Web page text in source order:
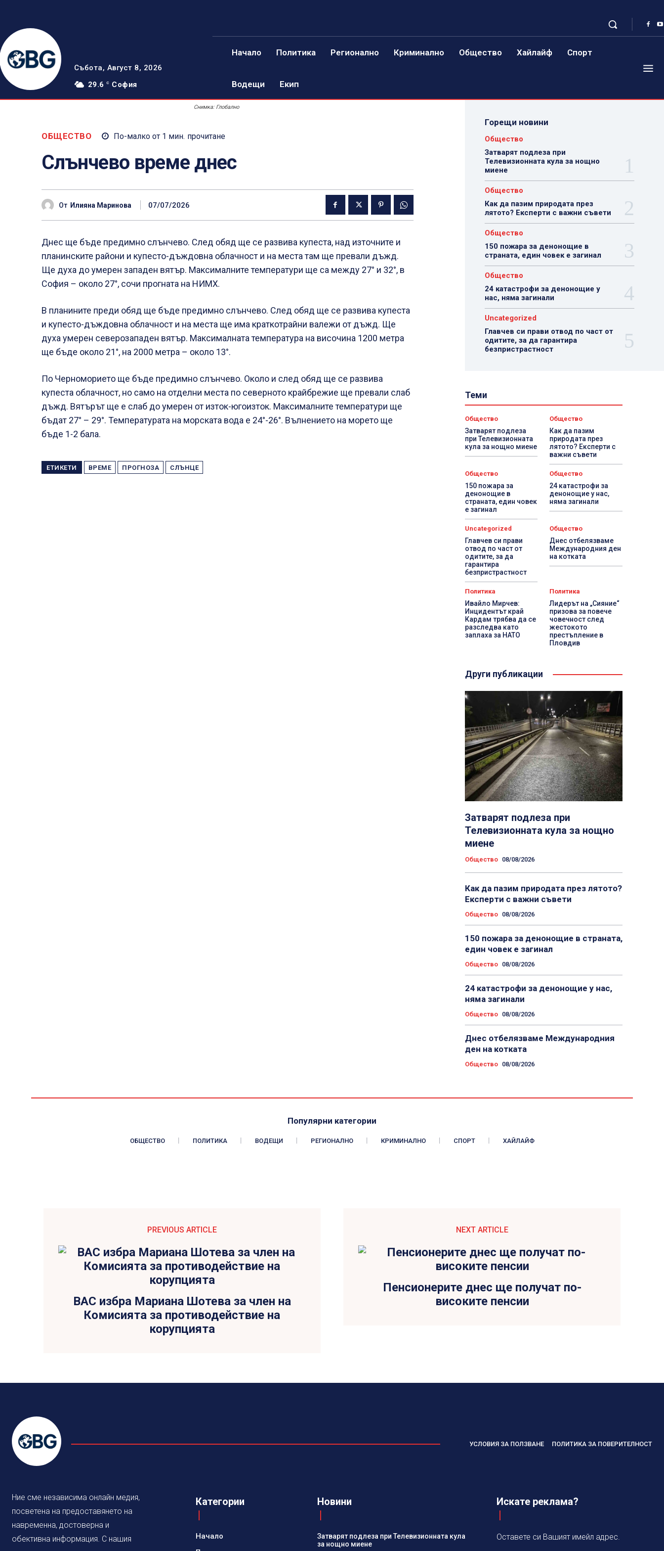
Събота, Август 8, 2026
29.6
C София
Начало Политика Регионално Криминално Общество Хайлайф Спорт
Водещи Екип
Снимка: Глобално
ОБЩЕСТВО По-малко от 1 мин. прочитане
Слънчево време днес
От Илияна Маринова 07/07/2026
Днес ще бъде предимно слънчево. След обяд ще се развива купеста, над източните и
планинските райони и купесто-дъждовна облачност и на места там ще превали дъжд.
Ще духа до умерен западен вятър. Максималните температури ще са между 27° и 32°, в
София – около 27°, сочи прогната на НИМХ.
В планините преди обяд ще бъде предимно слънчево. След обяд ще се развива купеста
и купесто-дъждовна облачност и на места ще има краткотрайни валежи от дъжд. Ще
духа умерен северозападен вятър. Максималната температура на височина 1200 метра
ще бъде около 21°, на 2000 метра – около 13°.
По Черноморието ще бъде предимно слънчево. Около и след обяд ще се развива
купеста облачност, но само на отделни места по северното крайбрежие ще превали слаб
дъжд. Вятърът ще е слаб до умерен от изток-югоизток. Максималните температури ще
бъдат 27° – 29°. Температурата на морската вода е 24°-26°. Вълнението на морето ще
бъде 1-2 бала.
ЕТИКЕТИ ВРЕМЕ ПРОГНОЗА СЛЪНЦЕ
Горещи новини
Общество
Затварят подлеза при
Телевизионната кула за нощно
миене
Общество
Как да пазим природата през
лятото? Експерти с важни съвети
Общество
150 пожара за денонощие в
страната, един човек е загинал
Общество
24 катастрофи за денонощие у
нас, няма загинали
Uncategorized
Главчев си прави отвод по част от
одитите, за да гарантира
безпристрастност
Теми
Общество
Затварят подлеза
при Телевизионната
кула за нощно миене
Общество
Как да пазим
природата през
лятото? Експерти с
важни съвети
Общество
150 пожара за
денонощие в
страната, един човек
е загинал
Общество
24 катастрофи за
денонощие у нас,
няма загинали
Uncategorized
Главчев си прави
отвод по част от
одитите, за да
гарантира
безпристрастност
Общество
Днес отбелязваме
Международния ден
на котката
Политика
Ивайло Мирчев:
Инцидентът край
Кардам трябва да се
разследва като
заплаха за НАТО
Политика
Лидерът на „Сияние“
призова за повече
човечност след
жестокото
престъпление в
Пловдив
Други публикации
Затварят подлеза при
Телевизионната кула за нощно
миене
Общество 08/08/2026
Как да пазим природата през лятото?
Експерти с важни съвети
Общество 08/08/2026
150 пожара за денонощие в страната,
един човек е загинал
Общество 08/08/2026
24 катастрофи за денонощие у нас,
няма загинали
Общество 08/08/2026
Днес отбелязваме Международния
ден на котката
Общество 08/08/2026
Популярни категории
ОБЩЕСТВО ПОЛИТИКА ВОДЕЩИ РЕГИОНАЛНО КРИМИНАЛНО СПОРТ ХАЙЛАЙФ
PREVIOUS ARTICLE
ВАС избра Мариана Шотева за член на
Комисията за противодействие на
корупцията
NEXT ARTICLE
Пенсионерите днес ще получат по-
високите пенсии
УСЛОВИЯ ЗА ПОЛЗВАНЕ ПОЛИТИКА ЗА ПОВЕРИТЕЛНОСТ
Ние сме независима онлайн медия,
посветена на предоставянето на
навременна, достоверна и
обективна информация. С нашия
Категории
Начало
Новини
Затварят подлеза при Телевизионната кула
за нощно миене
Искате реклама?
Оставете си Вашият имейл адрес.